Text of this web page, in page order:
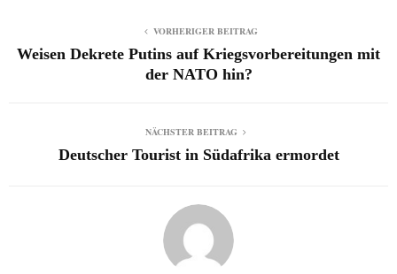
VORHERIGER BEITRAG
Weisen Dekrete Putins auf Kriegsvorbereitungen mit
der NATO hin?
NÄCHSTER BEITRAG
Deutscher Tourist in Südafrika ermordet